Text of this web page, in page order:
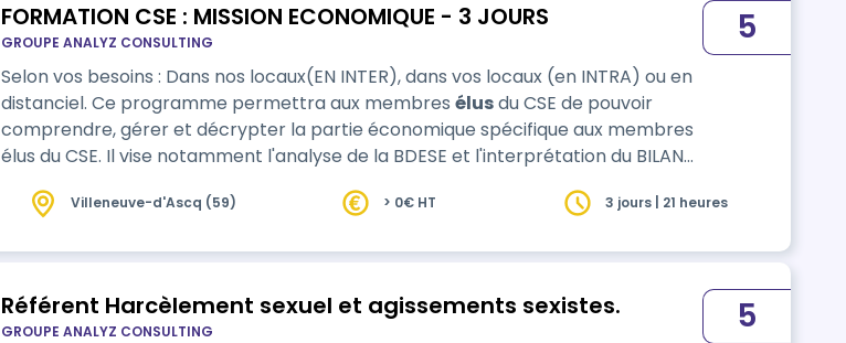
FORMATION CSE : MISSION ECONOMIQUE - 3 JOURS
GROUPE ANALYZ CONSULTING
Selon vos besoins : Dans nos locaux(EN INTER), dans vos locaux (en INTRA) ou en
distanciel. Ce programme permettra aux membres élusdu CSE de pouvoir
comprendre, gérer et décrypter la partie économique spécifique aux membres
élus du CSE. Il vise notamment l'analyse de la BDESE et l'interprétation du BILAN
5
Villeneuve-d'Ascq (59) > 0€ HT 3 jours | 21 heures
Référent Harcèlement sexuel et agissements sexistes.
GROUPE ANALYZ CONSULTING 5